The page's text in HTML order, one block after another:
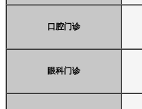
口腔门诊
眼科门诊